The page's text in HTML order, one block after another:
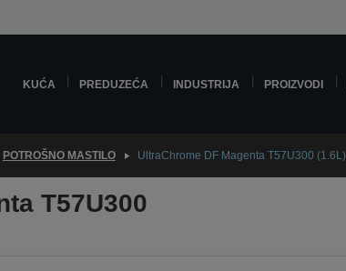
KUĆA PREDUZEĆA INDUSTRIJA PROIZVODI
POTROŠNO MASTILO UltraChrome DF Magenta T57U300 (1.6L)
T57U300